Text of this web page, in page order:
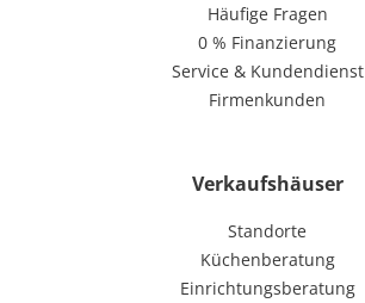
Häufige Fragen
0 % Finanzierung
Service & Kundendienst
Firmenkunden
Verkaufshäuser
Standorte
Küchenberatung
Einrichtungsberatung